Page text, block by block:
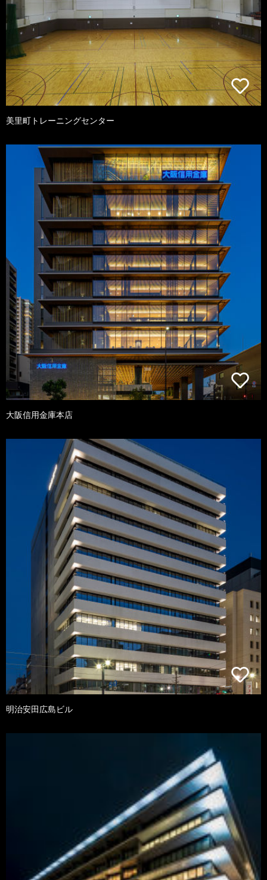
美里町トレーニングセンター
大阪信用金庫本店
明治安田広島ビル